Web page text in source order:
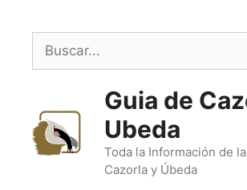
contenido
Buscar:
Guia de
Ubeda
Toda la Información de
Cazorla y Úbeda